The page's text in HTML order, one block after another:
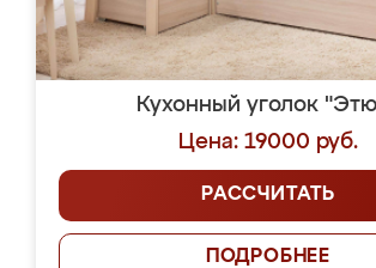
Кухонный уголок
Цена: 19000 руб.
РАССЧИТАТЬ
ПОДРОБНЕЕ